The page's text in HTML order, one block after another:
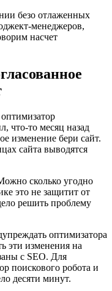
безо отлаженных
менеджеров,
насчет
что-то месяц назад
изменение бери сайт.
сайта выводятся
сколько угодно
это не защитит от
решить проблему
оптимизатора
эти изменения на
с SEO. Для
поискового робота и
десяти минут.